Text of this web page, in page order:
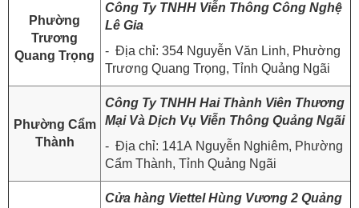
Phường
Trương
Quang Trọng
Công Ty TNHH Viễn Thông Công Nghệ
Lê Gia
- Địa chỉ: 354 Nguyễn Văn Linh, Phường
Trương Quang Trọng, Tỉnh Quảng Ngãi
Phường Cẩm
Thành
Công Ty TNHH Hai Thành Viên Thương
Mại Và Dịch Vụ Viễn Thông Quảng Ngãi
- Địa chỉ: 141A Nguyễn Nghiêm, Phường
Cẩm Thành, Tỉnh Quảng Ngãi
Cửa hàng Viettel Hùng Vương 2 Quảng